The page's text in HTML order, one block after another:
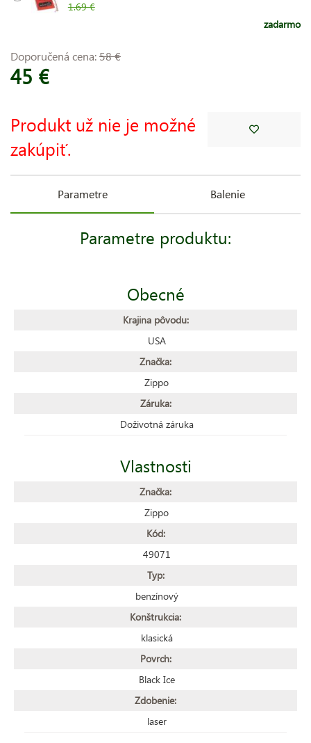
1.69 €
zadarmo
Doporučená cena:58 €
45 €
Produkt už nie je možné
zakúpiť.
Parametre Balenie
Parametre produktu:
Obecné
Krajina pôvodu:
USA
Značka:
Zippo
Záruka:
Doživotná záruka
Vlastnosti
Značka:
Zippo
Kód:
49071
Typ:
benzínový
Konštrukcia:
klasická
Povrch:
Black Ice
Zdobenie:
laser